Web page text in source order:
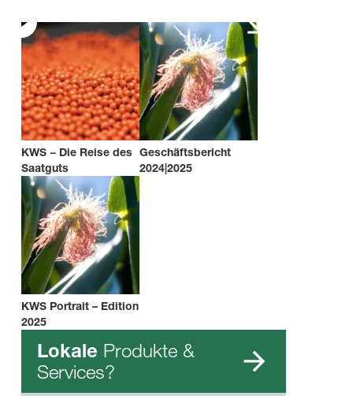
KWS − Die Reise des
Saatguts
Geschäftsbericht
2024|2025
KWS Portrait – Edition
2025
Lokale Produkte &
Services?